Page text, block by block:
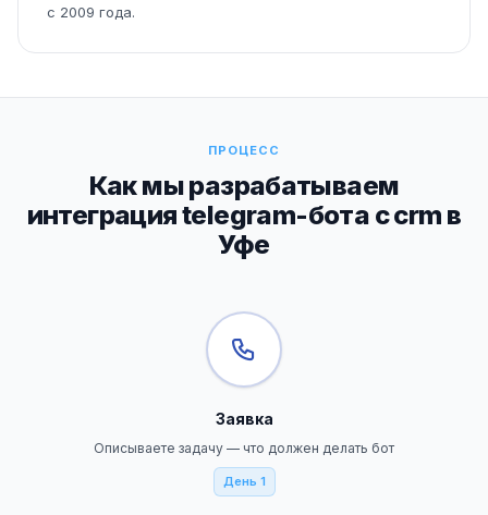
с 2009 года.
ПРОЦЕСС
Как мы разрабатываем
интеграция telegram-бота с crm в
Уфе
Заявка
Описываете задачу — что должен делать бот
День 1